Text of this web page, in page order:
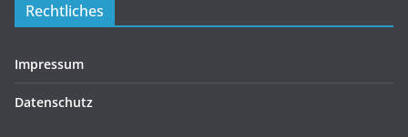
Rechtliches
Impressum
Datenschutz